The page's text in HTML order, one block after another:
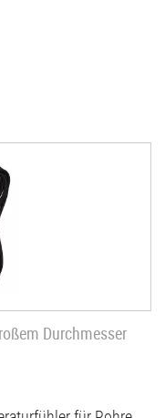
Durchmesser